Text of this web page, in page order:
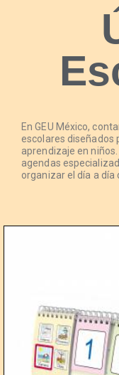
En GEU México,
escolares diseñados
aprendizaje en
agendas
organizar el día a día